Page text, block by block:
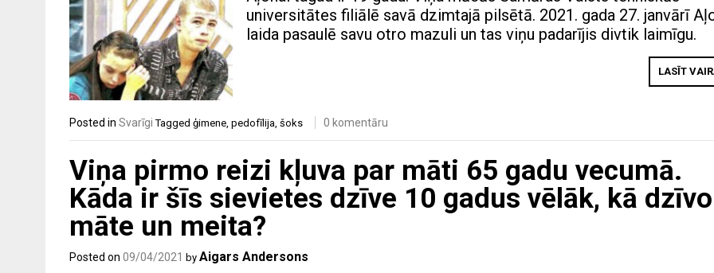
universitātes filiālē savā dzimtajā pilsētā. 2021. gada 27. janvārī
laida pasaulē savu otro mazuli un tas viņu padarījis divtik laimīgu.
LASĪT
Posted in Svarīgi Tagged ģimene, pedofīlija, šoks 0 komentāru
Viņa pirmo reizi kļuva par māti 65 gadu vecumā.
Kāda ir šīs sievietes dzīve 10 gadus vēlāk, kā dzīvo
māte un meita?
Posted on 09/04/2021 by Aigars Andersons